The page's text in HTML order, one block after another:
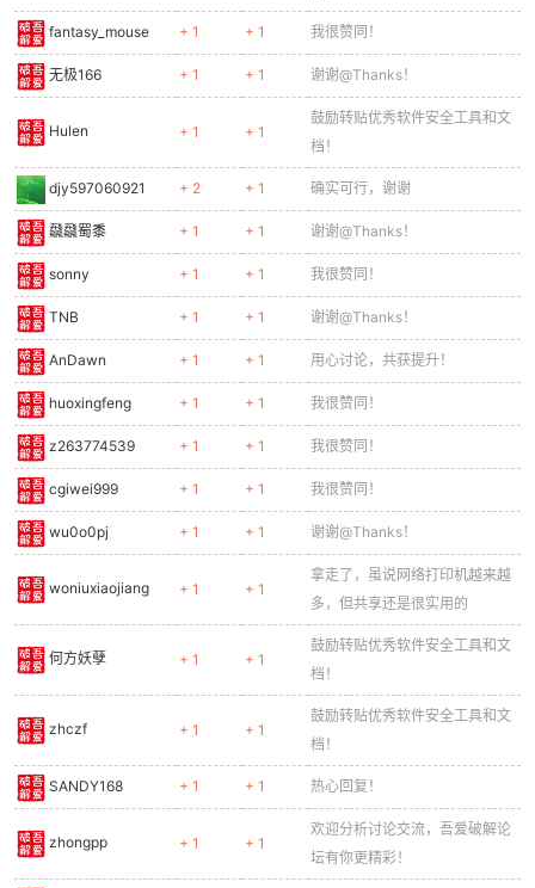
fantasy_mouse + 1 + 1 我很赞同！
无极166 + 1 + 1 谢谢@Thanks！
Hulen + 1 + 1
鼓励转贴优秀软件安全工具和文
档！
djy597060921 + 2 + 1 确实可行，谢谢
飝飝蜀黍 + 1 + 1 谢谢@Thanks！
sonny + 1 + 1 我很赞同！
TNB + 1 + 1 谢谢@Thanks！
AnDawn + 1 + 1 用心讨论，共获提升！
huoxingfeng + 1 + 1 我很赞同！
z263774539 + 1 + 1 我很赞同！
cgiwei999 + 1 + 1 我很赞同！
wu0o0pj + 1 + 1 谢谢@Thanks！
woniuxiaojiang + 1 + 1
拿走了，虽说网络打印机越来越
多，但共享还是很实用的
何方妖孽 + 1 + 1
鼓励转贴优秀软件安全工具和文
档！
zhczf + 1 + 1
鼓励转贴优秀软件安全工具和文
档！
SANDY168 + 1 + 1 热心回复！
zhongpp + 1 + 1
欢迎分析讨论交流，吾爱破解论
坛有你更精彩！